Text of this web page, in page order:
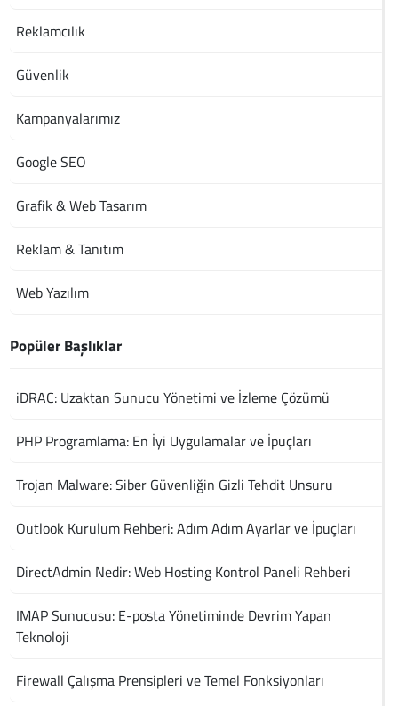
Reklamcılık
Güvenlik
Kampanyalarımız
Google SEO
Grafik & Web Tasarım
Reklam & Tanıtım
Web Yazılım
Popüler Başlıklar
iDRAC: Uzaktan Sunucu Yönetimi ve İzleme Çözümü
PHP Programlama: En İyi Uygulamalar ve İpuçları
Trojan Malware: Siber Güvenliğin Gizli Tehdit Unsuru
Outlook Kurulum Rehberi: Adım Adım Ayarlar ve İpuçları
DirectAdmin Nedir: Web Hosting Kontrol Paneli Rehberi
IMAP Sunucusu: E-posta Yönetiminde Devrim Yapan
Teknoloji
Firewall Çalışma Prensipleri ve Temel Fonksiyonları